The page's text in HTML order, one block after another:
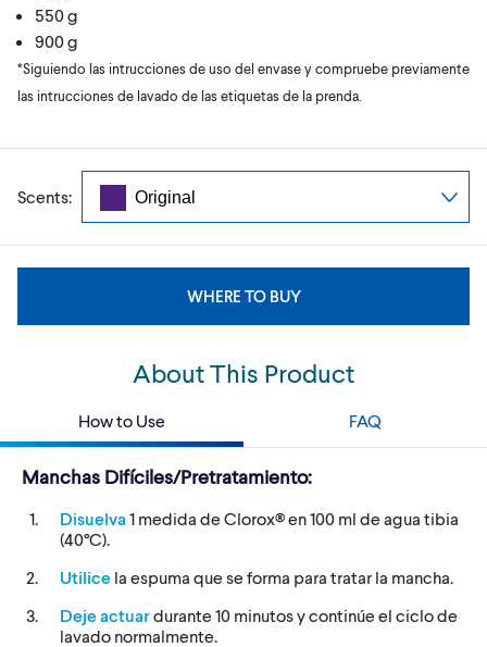
550 g
900 g
*Siguiendo las intrucciones de uso del envase y compruebe previamente
las intrucciones de lavado de las etiquetas de la prenda.
Scents:
WHERE TO BUY
About This Product
How to Use FAQ
Manchas Difíciles/Pretratamiento:
Disuelva 1 medida de Clorox® en 100 ml de agua tibia
(40°C).
Utilice la espuma que se forma para tratar la mancha.
Deje actuardurante 10 minutos y continúe el ciclo de
lavado normalmente.